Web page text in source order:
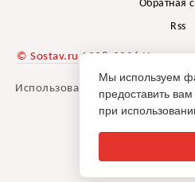
Обратная
Rss
© Sostav.ru 1998-2026
агентства
Использование материалов
указании
Мы используем
предоставить
при